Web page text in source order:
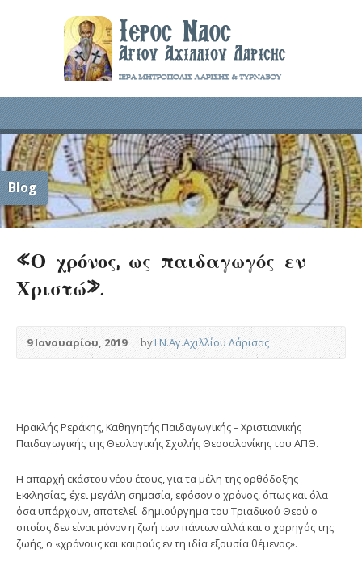
Blog
«Ο χρόνος, ως παιδαγωγός εν
Χριστώ».
9 Ιανουαρίου, 2019 byΙ.Ν.Αγ.Αχιλλίου Λάρισας
Ηρακλής Ρεράκης, Καθηγητής Παιδαγωγικής – Χριστιανικής
Παιδαγωγικής της Θεολογικής Σχολής Θεσσαλονίκης του ΑΠΘ.
Η απαρχή εκάστου νέου έτους, για τα μέλη της ορθόδοξης
Εκκλησίας, έχει μεγάλη σημασία, εφόσον ο χρόνος, όπως και όλα
όσα υπάρχουν, αποτελεί δημιούργημα του Τριαδικού Θεού ο
οποίος δεν είναι μόνον η ζωή των πάντων αλλά και ο χορηγός της
ζωής, ο «χρόνους και καιρούς εν τη ιδία εξουσία θέμενος».